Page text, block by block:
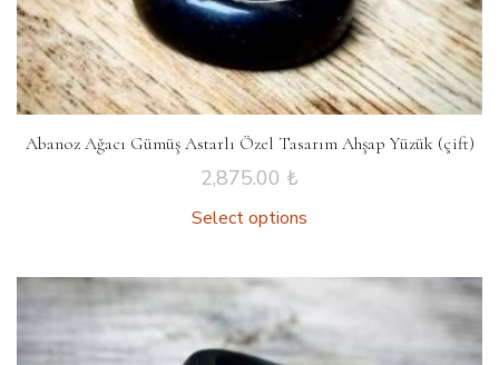
Abanoz Ağacı Gümüş Astarlı Özel Tasarım Ahşap Yüzük (çift)
2,875.00 ₺
Select options